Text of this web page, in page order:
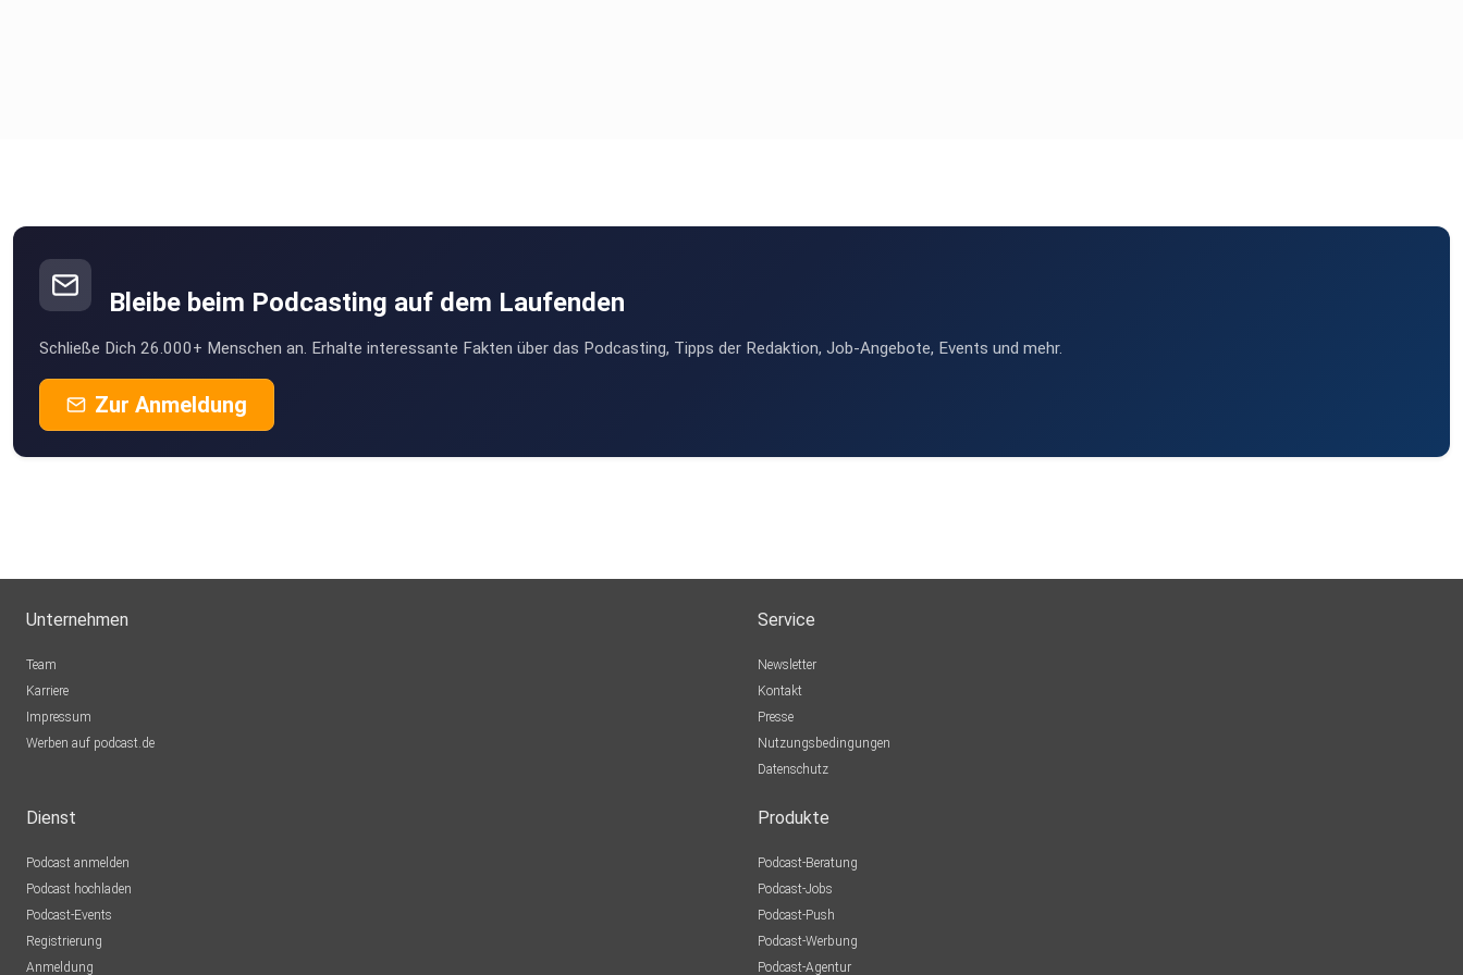
Bleibe beim Podcasting auf dem Laufenden
Schließe Dich 26.000+ Menschen an. Erhalte interessante Fakten über das Podcasting, Tipps der Redaktion, Job-Angebote, Events und mehr.
Zur Anmeldung
Unternehmen
Team
Karriere
Impressum
Werben auf podcast.de
Service
Newsletter
Kontakt
Presse
Nutzungsbedingungen
Datenschutz
Dienst
Podcast anmelden
Podcast hochladen
Podcast-Events
Registrierung
Anmeldung
Produkte
Podcast-Beratung
Podcast-Jobs
Podcast-Push
Podcast-Werbung
Podcast-Agentur